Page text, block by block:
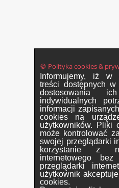
🍪 Polityka cookies &
Informujemy, iż w
treści dostępnych
dostosowania
indywidualnych
informacji
cookies na
użytkowników. Pliki
może kontrolować
swojej przeglądarki
korzystanie z
internetowego
przeglądarki
użytkownik
cookies.